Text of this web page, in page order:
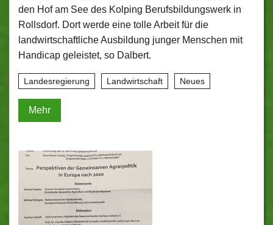
den Hof am See des Kolping Berufsbildungswerk in
Rollsdorf. Dort werde eine tolle Arbeit für die
landwirtschaftliche Ausbildung junger Menschen mit
Handicap geleistet, so Dalbert.
Landesregierung Landwirtschaft Neues
Mehr